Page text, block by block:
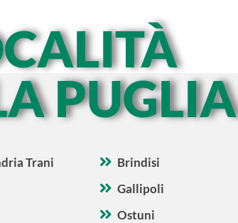
PUGLIA
Trani Brindisi
Gallipoli
Ostuni